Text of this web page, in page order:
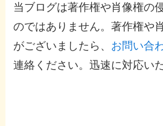
当ブログは著作権や肖像権の
のではありません。著作権や
がございましたら、 お問い合
連絡ください。迅速に対応い